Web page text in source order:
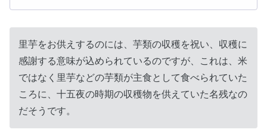
里芋をお供えするのには、芋類の収穫を祝い、収穫に
感謝する意味が込められているのですが、これは、米
ではなく里芋などの芋類が主食として食べられていた
ころに、十五夜の時期の収穫物を供えていた名残なの
だそうです。